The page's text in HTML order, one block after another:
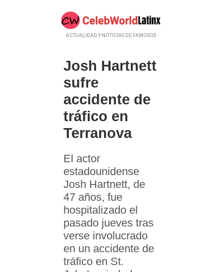
ACTUALIDAD Y NOTICIAS DE FAMOSOS
Josh Hartnett
sufre
accidente de
tráfico en
Terranova
El actor
estadounidense
Josh Hartnett, de
47 años, fue
hospitalizado el
pasado jueves tras
verse involucrado
en un accidente de
tráfico en St.